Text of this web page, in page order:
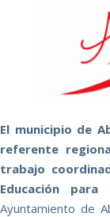
El municipio de
referente
trabajo
Educación para
Ayuntamiento de